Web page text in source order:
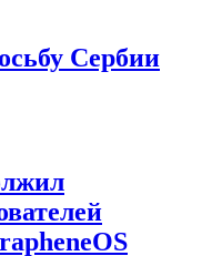
Сербии